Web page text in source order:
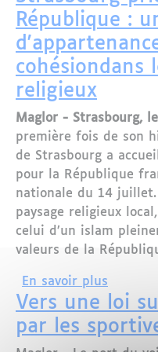
République :
cohésiondans
religieux
Maglor - Strasbourg,
première fois de son
de Strasbourg a
pour la République
nationale du 14
paysage religieux
celui d’un islam
valeurs de la
En savoir plus
Vers une loi
par les